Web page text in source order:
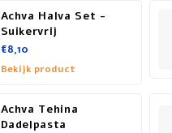
Achva Halva Set -
Suikervrij
€8,10
Bekijk product
Achva Tehina
Dadelpasta